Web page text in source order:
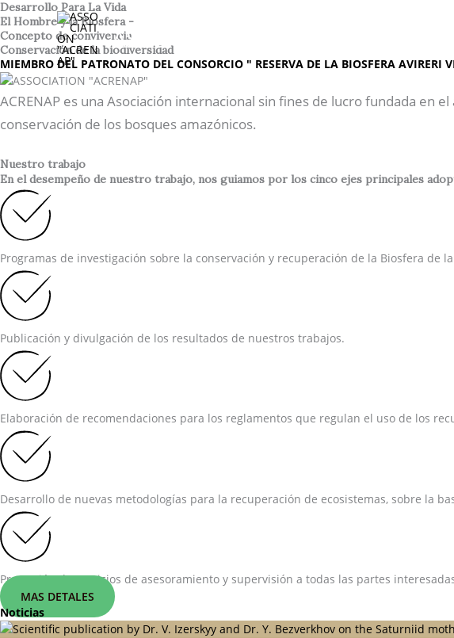
Ir
al
contenido
ASSOCIATION "ACRENAP"
Desarrollo Para La Vida
El Hombre y la Biosfera -
Concepto de convivencia
Conservación de la biodiversidad
MIEMBRO DEL PATRONATO DEL CONSORCIO " RESERVA DE LA BIOSFERA AVIRERI
ACRENAP es una Asociación internacional sin fines de lucro fundada en
conservación de los bosques amazónicos.
Nuestro trabajo
En el desempeño de nuestro trabajo, nos guiamos por los cinco ejes principales
Programas de investigación sobre la conservación y recuperación de la Biosfera de
Publicación y divulgación de los resultados de nuestros trabajos.
Elaboración de recomendaciones para los reglamentos que regulan el uso de los
Desarrollo de nuevas metodologías para la recuperación de ecosistemas, sobre la
Prestación de servicios de asesoramiento y supervisión a todas las partes
MAS DETALES
Noticias